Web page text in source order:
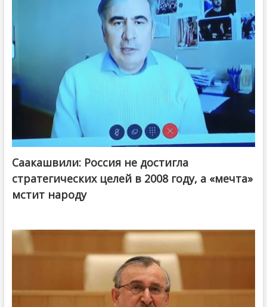
Саакашвили: Россия не достигла
стратегических целей в 2008 году, а «мечта»
мстит народу